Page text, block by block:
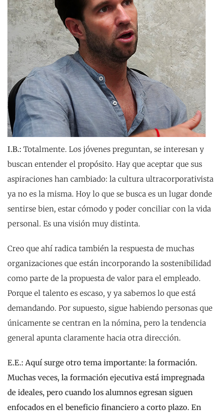
I.B.: Totalmente. Los jóvenes preguntan, se interesan y
buscan entender el propósito. Hay que aceptar que sus
aspiraciones han cambiado: la cultura ultracorporativista
ya no es la misma. Hoy lo que se busca es un lugar donde
sentirse bien, estar cómodo y poder conciliar con la vida
personal. Es una visión muy distinta.
Creo que ahí radica también la respuesta de muchas
organizaciones que están incorporando la sostenibilidad
como parte de la propuesta de valor para el empleado.
Porque el talento es escaso, y ya sabemos lo que está
demandando. Por supuesto, sigue habiendo personas que
únicamente se centran en la nómina, pero la tendencia
general apunta claramente hacia otra dirección.
E.E.: Aquí surge otro tema importante: la formación.
Muchas veces, la formación ejecutiva está impregnada
de ideales, pero cuando los alumnos egresan siguen
enfocados en el beneficio financiero a corto plazo. En